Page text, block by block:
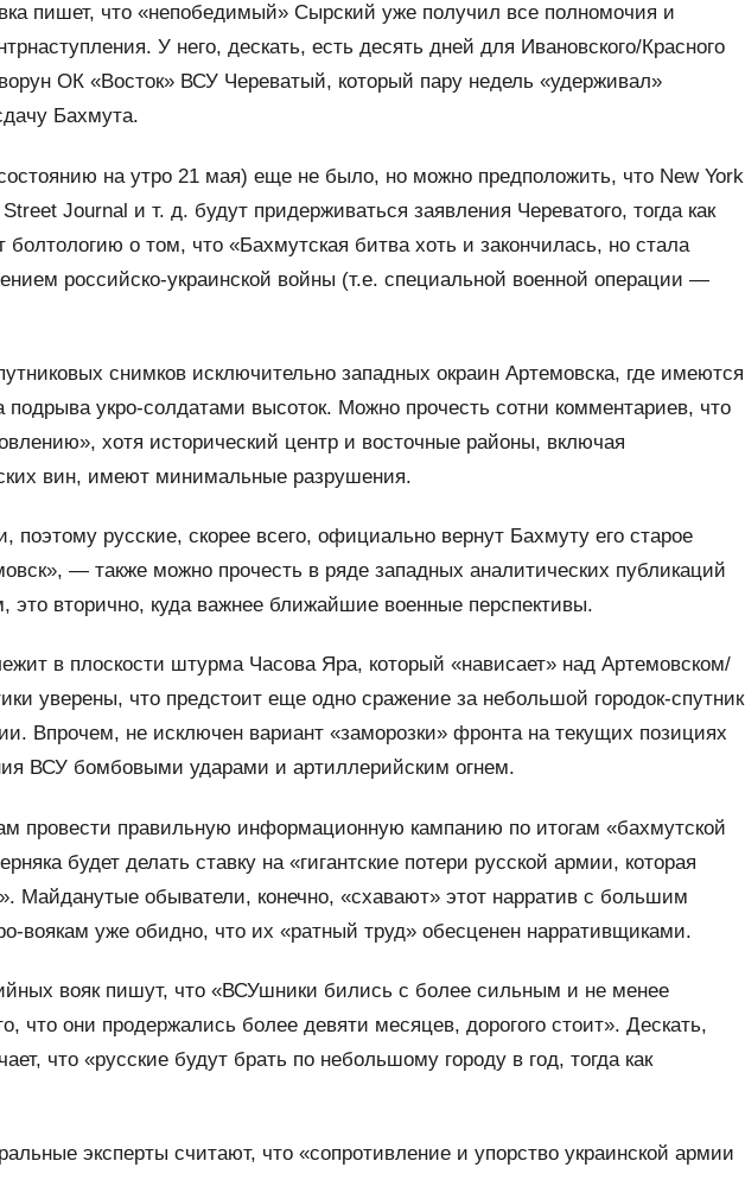
пишет, что «непобедимый» Сырский уже получил все полномочия и
У него, дескать, есть десять дней для Ивановского/Красного
ОК «Восток» ВСУ Череватый, который пару недель «удерживал»
Бахмута.
на утро 21 мая) еще не было, но можно предположить, что New York
Journal и т. д. будут придерживаться заявления Череватого, тогда как
болтологию о том, что «Бахмутская битва хоть и закончилась, но стала
российско-украинской войны (т.е. специальной военной операции —
снимков исключительно западных окраин Артемовска, где имеются
подрыва укро-солдатами высоток. Можно прочесть сотни комментариев, что
хотя исторический центр и восточные районы, включая
вин, имеют минимальные разрушения.
русские, скорее всего, официально вернут Бахмуту его старое
— также можно прочесть в ряде западных аналитических публикаций
это вторично, куда важнее ближайшие военные перспективы.
в плоскости штурма Часова Яра, который «нависает» над Артемовском/
уверены, что предстоит еще одно сражение за небольшой городок-спутник
Впрочем, не исключен вариант «заморозки» фронта на текущих позициях
ВСУ бомбовыми ударами и артиллерийским огнем.
провести правильную информационную кампанию по итогам «бахмутской
будет делать ставку на «гигантские потери русской армии, которая
Майданутые обыватели, конечно, «схавают» этот нарратив с большим
воякам уже обидно, что их «ратный труд» обесценен нарративщиками.
вояк пишут, что «ВСУшники бились с более сильным и не менее
что они продержались более девяти месяцев, дорогого стоит». Дескать,
что «русские будут брать по небольшому городу в год, тогда как
эксперты считают, что «сопротивление и упорство украинской армии